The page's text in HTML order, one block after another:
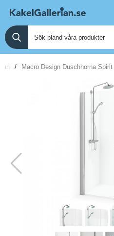
Macro Design Duschhörna